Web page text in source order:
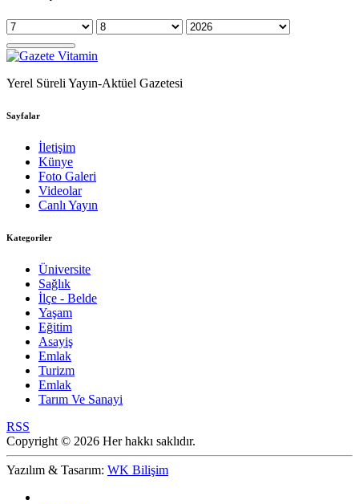
Yerel Süreli Yayın-Aktüel Gazetesi
Sayfalar
İletişim
Künye
Foto Galeri
Videolar
Canlı Yayın
Kategoriler
Üniversite
Sağlık
İlçe - Belde
Yaşam
Eğitim
Asayiş
Emlak
Turizm
Emlak
Tarım Ve Sanayi
RSS
Copyright © 2026 Her hakkı saklıdır.
Yazılım & Tasarım: WK Bilişim